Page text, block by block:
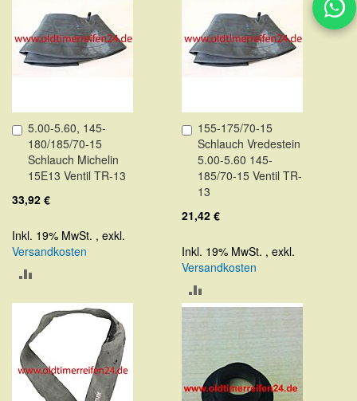
5.00-5.60, 145-
180/185/70-15
Schlauch Michelin
15E13 Ventil TR-13
33,92 €
Inkl. 19% MwSt. , exkl.
Versandkosten
In
den
Warenkorb
VERGLEICHSLISTE
HINZUFÜGEN
155-175/70-15
Schlauch Vredestein
5.00-5.60 145-
185/70-15 Ventil TR-
13
21,42 €
Inkl. 19% MwSt. ,exkl.
Versandkosten
In
den
Warenkorb
VERGLEICHSLISTE
HINZUFÜGEN